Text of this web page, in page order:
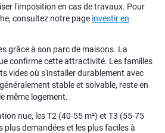
l'imposition en cas de travaux. Pour
consultez notre page investir en
grâce à son parc de maisons. La
confirme cette attractivité. Les familles
vides où s'installer durablement avec
stable et solvable, reste en
même logement.
nue, les T2 (40-55 m²) et T3 (55-75
plus demandées et les plus faciles à